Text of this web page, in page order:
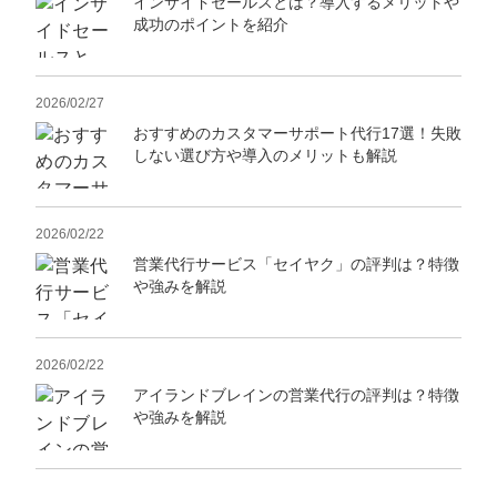
成功のポイントを紹介
2026/02/27
おすすめのカスタマーサポート代行17選！失敗
しない選び方や導入のメリットも解説
2026/02/22
営業代行サービス「セイヤク」の評判は？特徴
や強みを解説
2026/02/22
アイランドブレインの営業代行の評判は？特徴
や強みを解説